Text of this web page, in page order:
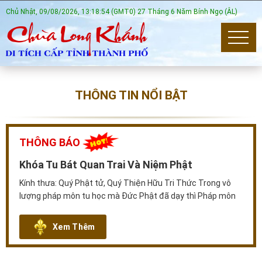
Chủ Nhật, 09/08/2026, 13:18:54 (GMT0) 27 Tháng 6 Năm Bính Ngọ (ÂL)
THÔNG TIN NỔI BẬT
THÔNG BÁO
Khóa Tu Bát Quan Trai Và Niệm Phật
Kính thưa: Quý Phật tử, Quý Thiện Hữu Tri Thức Trong vô
lượng pháp môn tu học mà Đức Phật đã dạy thì Pháp môn
Xem Thêm